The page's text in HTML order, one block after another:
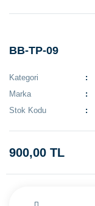
BB-TP-09
Kategori
Marka
Stok Kodu
900,00 TL